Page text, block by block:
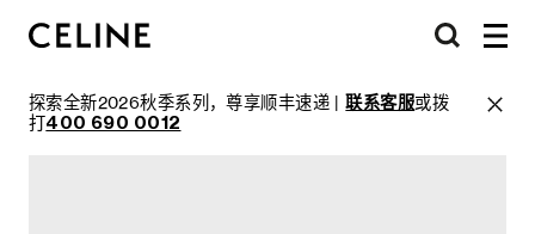
探索全新2026秋季系列，尊享顺丰速递 |联系客服或拨
打400 690 0012